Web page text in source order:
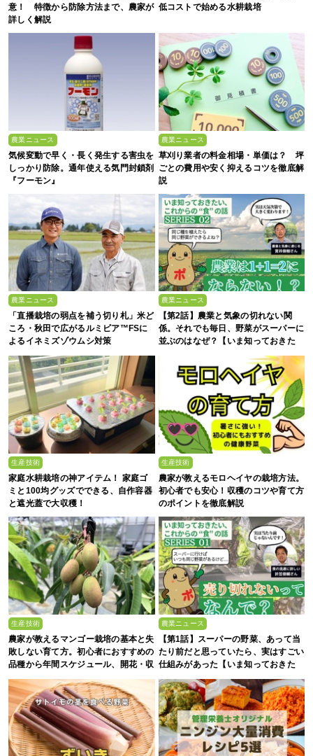
意！ 特徴から防除方法まで、農家が
詳しく解説
低コストで始める水耕栽培
農業ニュース
気候変動で早く・長く発生する害虫を
しっかり防除。通年使える気門封鎖剤
『フーモン』
農業ニュース
草刈り業者の料金相場・単価は？ 坪
ごとの費用や安く抑えるコツを徹底解
説
農業ニュース
「直播栽培の弱点を補う切り札」米ど
ころ・秋田で広がるルミビア™FSに
よるイネミズゾウムシ対策
農業ニュース
【第2話】農業と気象の切れない関
係。それでも毎日、野菜がスーパーに
並ぶのはなぜ？【いま知っておきた
い、これからの”食”の話】
生産技術
家庭水耕栽培の神アイテム！ 家庭ゴ
ミと100均グッズでできる、自作容器
と遮光蓋で大収穫！
生産技術
農家が教えるモロヘイヤの栽培方法。
初心者でも安心！収穫のコツや育て方
のポイントを徹底解説
生産技術
農家が教えるマンゴー栽培の基本と失
敗しない育て方。初心者におすすめの
品種から年間スケジュール、開花・収
農業ニュース
【第1話】スーパーの野菜、あって当
たり前だと思っていたら、実はすごい
仕組みがあった【いま知っておきた